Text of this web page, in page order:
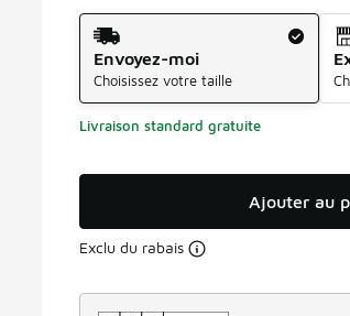
Méthode d’expédition
Envoyez-moi
Choisissez votre taille
Livraison standard gratuite
Ajouter au
Exclu du rabais